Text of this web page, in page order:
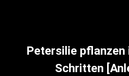
Petersilie pflanzen
Schritten